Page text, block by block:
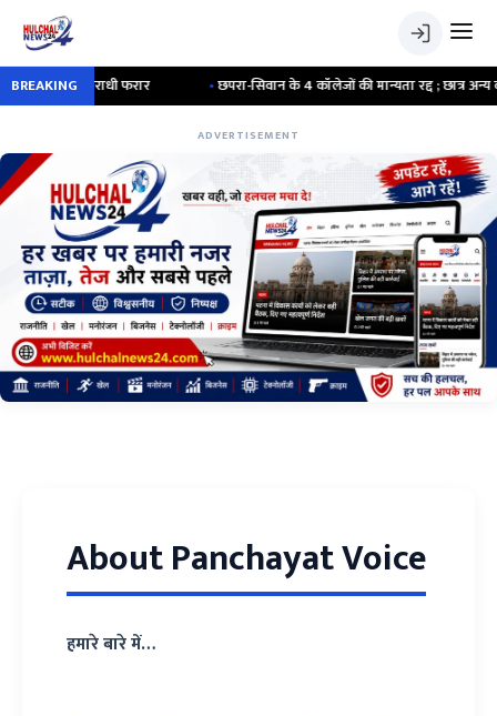
BREAKING
कर अपराधी फरार छपरा-सिवान के 4 कॉलेजों की मान्यता रद्द ; छात्र अन्य
ADVERTISEMENT
About Panchayat Voice
हमारे बारे में…